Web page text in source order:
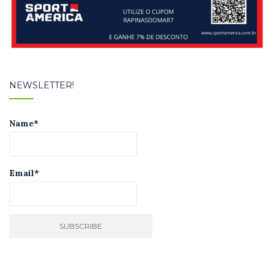
NEWSLETTER!
Name*
Email*